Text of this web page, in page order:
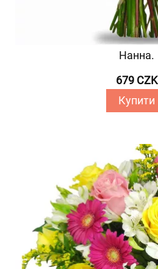
Нанна.
679 CZK
Купити